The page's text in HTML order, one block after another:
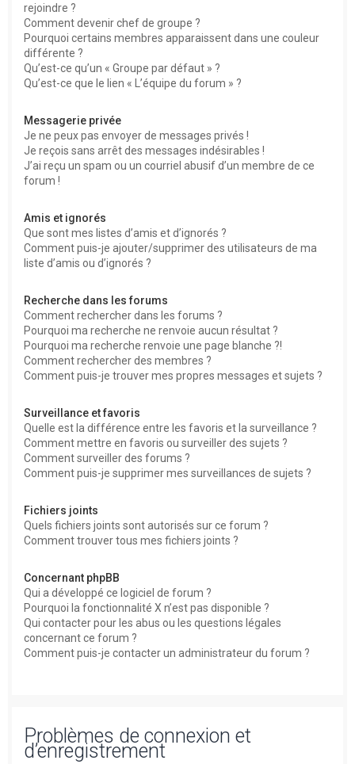
rejoindre ?
Comment devenir chef de groupe ?
Pourquoi certains membres apparaissent dans une couleur
différente ?
Qu’est-ce qu’un « Groupe par défaut » ?
Qu’est-ce que le lien « L’équipe du forum » ?
Messagerie privée
Je ne peux pas envoyer de messages privés !
Je reçois sans arrêt des messages indésirables !
J’ai reçu un spam ou un courriel abusif d’un membre de ce
forum !
Amis et ignorés
Que sont mes listes d’amis et d’ignorés ?
Comment puis-je ajouter/supprimer des utilisateurs de ma
liste d’amis ou d’ignorés ?
Recherche dans les forums
Comment rechercher dans les forums ?
Pourquoi ma recherche ne renvoie aucun résultat ?
Pourquoi ma recherche renvoie une page blanche ?!
Comment rechercher des membres ?
Comment puis-je trouver mes propres messages et sujets ?
Surveillance et favoris
Quelle est la différence entre les favoris et la surveillance ?
Comment mettre en favoris ou surveiller des sujets ?
Comment surveiller des forums ?
Comment puis-je supprimer mes surveillances de sujets ?
Fichiers joints
Quels fichiers joints sont autorisés sur ce forum ?
Comment trouver tous mes fichiers joints ?
Concernant phpBB
Qui a développé ce logiciel de forum ?
Pourquoi la fonctionnalité X n’est pas disponible ?
Qui contacter pour les abus ou les questions légales
concernant ce forum ?
Comment puis-je contacter un administrateur du forum ?
Problèmes de connexion et
d’enregistrement